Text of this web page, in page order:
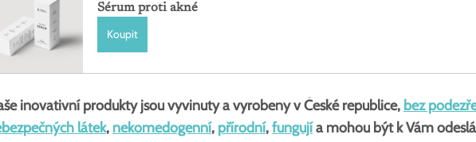
Sérum proti akné
Koupit
inovativní produkty jsou vyvinuty a vyrobeny v České republice, bez
látek, nekomedogenní, přírodní, fungují a mohou být k Vám